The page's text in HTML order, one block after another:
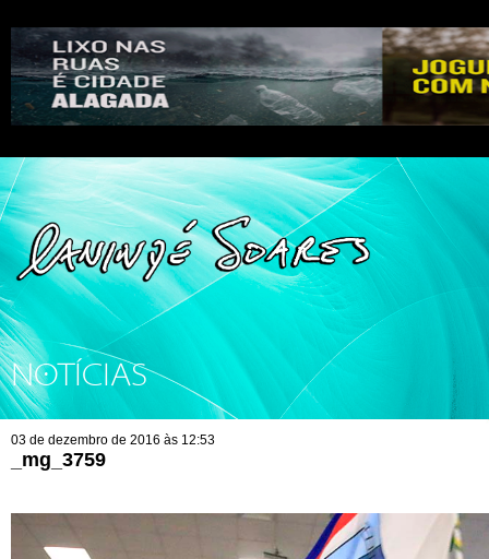
NOTÍCIAS
03 de dezembro de 2016 às 12:53
_mg_3759